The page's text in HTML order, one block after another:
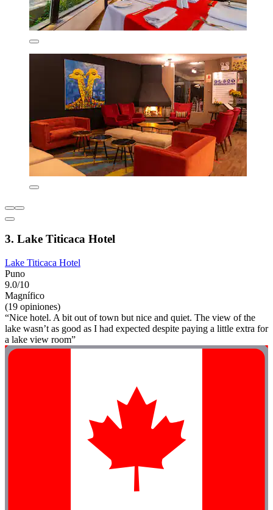
3. Lake Titicaca Hotel
Lake Titicaca Hotel
Puno
9.0/10
Magnífico
(19 opiniones)
“Nice hotel. A bit out of town but nice and quiet. The view of the
lake wasn’t as good as I had expected despite paying a little extra for
a lake view room”